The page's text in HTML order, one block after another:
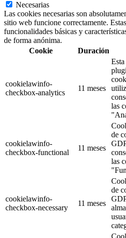
Necesarias
Las cookies necesarias son
sitio web funcione correctamente.
funcionalidades básicas y
de forma anónima.
Cookie
Duración
cookielawinfo-
checkbox-analytics
11 meses
las
cookielawinfo-
checkbox-functional
11 meses
de
las
cookielawinfo-
checkbox-necessary
11 meses
de